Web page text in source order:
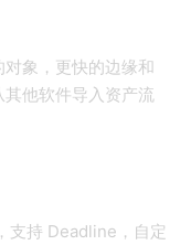
象，更快的边缘和
他软件导入资产流
支持 Deadline，自定